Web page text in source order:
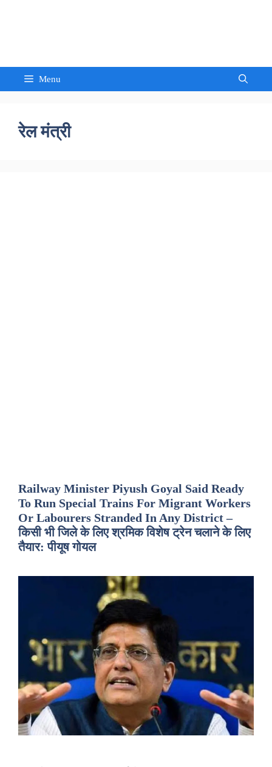
Menu
रेल मंत्री
Railway Minister Piyush Goyal Said Ready
To Run Special Trains For Migrant Workers
Or Labourers Stranded In Any District –
किसी भी जिले के लिए श्रमिक विशेष ट्रेन चलाने के लिए
तैयार: पीयूष गोयल